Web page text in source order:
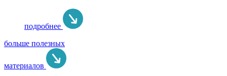
подробнее
больше полезных
материалов